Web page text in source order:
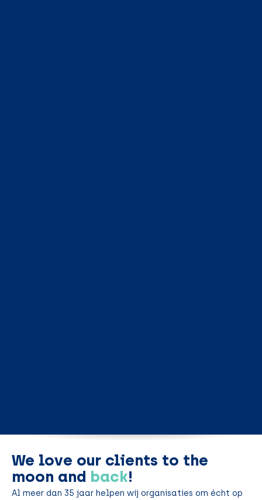
We love our clients to the
moon and back!
Al meer dan 35 jaar helpen wij organisaties om écht op